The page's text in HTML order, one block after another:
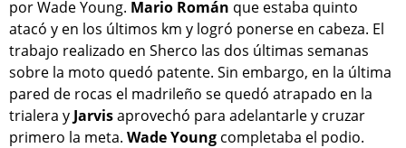
por Wade Young. Mario Román que estaba quinto
atacó y en los últimos km y logró ponerse en cabeza. El
trabajo realizado en Sherco las dos últimas semanas
sobre la moto quedó patente. Sin embargo, en la última
pared de rocas el madrileño se quedó atrapado en la
trialera y Jarvisaprovechó para adelantarle y cruzar
primero la meta. Wade Young completaba el podio.